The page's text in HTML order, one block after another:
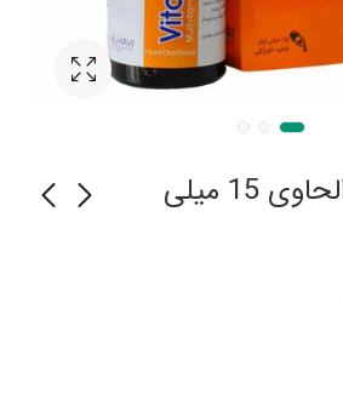
قطره ویتوکید الحاوی 15 میلی